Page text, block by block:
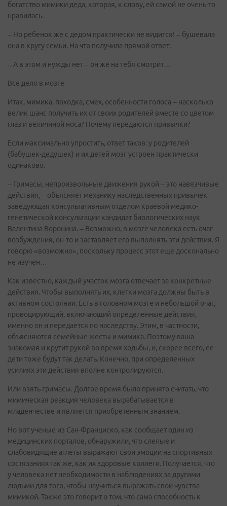
богатство мимики деда, которая, к слову, ей самой не очень-то
нравилась.
– Но ребенок же с дедом практически не видится! – бушевала
она в кругу семьи. На что получила прямой ответ:
– А в этом и нужды нет – он же на тебя смотрит…
Все дело в мозге
Итак, мимика, походка, смех, особенности голоса – насколько
велик шанс получить их от своих родителей вместе со цветом
глаз и величиной носа? Почему передаются привычки?
Если максимально упростить, ответ таков: у родителей
(бабушек-дедушек) и их детей мозг устроен практически
одинаково.
– Гримасы, непроизвольные движения рукой – это навязчивые
действия, – объясняет механику наследственных привычек
заведующая консультативным отделом краевой медико-
генетической консультации кандидат биологических наук
Валентина Воронина. – Возможно, в мозге человека есть очаг
возбуждения, он-то и заставляет его выполнять эти действия. Я
говорю «возможно», поскольку процесс этот еще досконально
не изучен…
Как известно, каждый участок мозга отвечает за конкретные
действия. Чтобы выполнять их, клетки мозга должны быть в
активном состоянии. Есть в головном мозге и небольшой очаг,
провоцирующий, включающий определенные действия,
именно он и передается по наследству. Этим, в частности,
объясняются семейные жесты и мимика. Поэтому ваша
знакомая и крутит рукой во время ходьбы, и, скорее всего, ее
дети тоже будут так делать. Конечно, при определенных
усилиях эти действия вполне контролируются.
Или взять гримасы. Долгое время было принято считать, что
мимическая реакция человека вырабатывается в
младенчестве и является приобретенным знанием.
Но вот ученые из Сан-Франциско, как сообщает один из
медицинских порталов, обнаружили, что слепые и
слабовидящие атлеты выражают свои эмоции на спортивных
состязаниях так же, как их здоровые коллеги. Получается, что
у человека нет необходимости в наблюдениях за другими
людьми для того, чтобы научиться выражать свои чувства
мимикой. Также это говорит о том, что сама способность к